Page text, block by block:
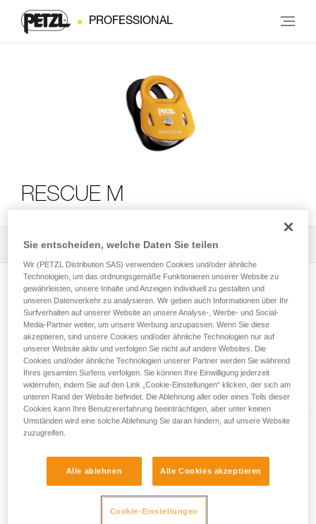
PROFESSIONAL
RESCUE M
Alle technischen Anwendungen 2
Das Übersetzungsverhältnis eines
Flaschenzugs berechnen
Effizienztests und Wirkungsgrad von
Sie entscheiden, welche Daten Sie teilen
Wir (PETZL Distribution SAS) verwenden Cookies und/oder ähnliche
Technologien, um das ordnungsgemäße Funktionieren unserer Website zu
gewährleisten, unsere Inhalte und Anzeigen individuell zu gestalten und
unseren Datenverkehr zu analysieren. Wir geben auch Informationen über Ihr
Surfverhalten auf unserer Website an unsere Analyse-, Werbe- und Social-
Media-Partner weiter, um unsere Werbung anzupassen. Wenn Sie diese
akzeptieren, sind unsere Cookies und/oder ähnliche Technologien nur auf
unserer Website aktiv und verfolgen Sie nicht auf andere Websites. Die
Cookies und/oder ähnliche Technologien unserer Partner werden Sie während
Ihres gesamten Surfens verfolgen. Sie können Ihre Einwilligung jederzeit
widerrufen, indem Sie auf den Link „Cookie-Einstellungen“ klicken, der sich am
unteren Rand der Website befindet. Die Ablehnung aller oder eines Teils dieser
Cookies kann Ihre Benutzererfahrung beeinträchtigen, aber unter keinen
Umständen wird eine solche Ablehnung Sie daran hindern, auf unsere Website
zuzugreifen.
Alle ablehnen Alle Cookies akzeptieren
Cookie-Einstellungen